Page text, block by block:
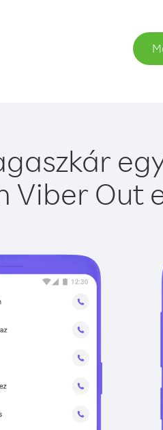
Viber Out